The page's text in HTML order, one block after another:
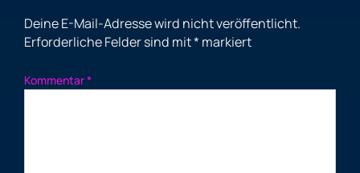
Deine E-Mail-Adresse wird nicht veröffentlicht.
Erforderliche Felder sind mit* markiert
Kommentar*